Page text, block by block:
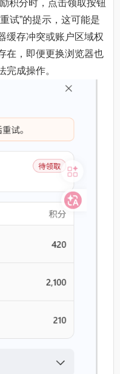
积分时，点击领取按钮
试”的提示，这可能是
缓存冲突或账户区域权
在，即便更换浏览器也
完成操作。